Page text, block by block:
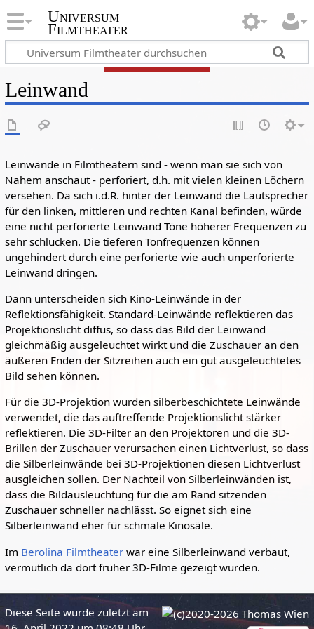
Universum
Filmtheater
Leinwand
Leinwände in Filmtheatern sind - wenn man sie sich von
Nahem anschaut - perforiert, d.h. mit vielen kleinen Löchern
versehen. Da sich i.d.R. hinter der Leinwand die Lautsprecher
für den linken, mittleren und rechten Kanal befinden, würde
eine nicht perforierte Leinwand Töne höherer Frequenzen zu
sehr schlucken. Die tieferen Tonfrequenzen können
ungehindert durch eine perforierte wie auch unperforierte
Leinwand dringen.
Dann unterscheiden sich Kino-Leinwände in der
Reflektionsfähigkeit. Standard-Leinwände reflektieren das
Projektionslicht diffus, so dass das Bild der Leinwand
gleichmäßig ausgeleuchtet wirkt und die Zuschauer an den
äußeren Enden der Sitzreihen auch ein gut ausgeleuchtetes
Bild sehen können.
Für die 3D-Projektion wurden silberbeschichtete Leinwände
verwendet, die das auftreffende Projektionslicht stärker
reflektieren. Die 3D-Filter an den Projektoren und die 3D-
Brillen der Zuschauer verursachen einen Lichtverlust, so dass
die Silberleinwände bei 3D-Projektionen diesen Lichtverlust
ausgleichen sollen. Der Nachteil von Silberleinwänden ist,
dass die Bildausleuchtung für die am Rand sitzenden
Zuschauer schneller nachlässt. So eignet sich eine
Silberleinwand eher für schmale Kinosäle.
Im Berolina Filmtheaterwar eine Silberleinwand verbaut,
vermutlich da dort früher 3D-Filme gezeigt wurden.
Diese Seite wurde zuletzt am